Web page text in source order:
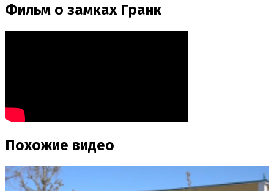
Фильм о замках Гранк
Похожие видео